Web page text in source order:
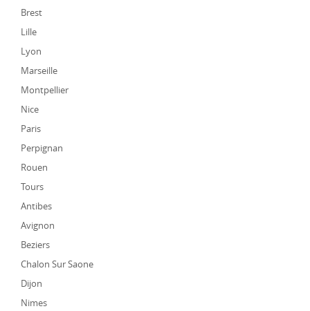
Brest
Lille
Lyon
Marseille
Montpellier
Nice
Paris
Perpignan
Rouen
Tours
Antibes
Avignon
Beziers
Chalon Sur Saone
Dijon
Nimes